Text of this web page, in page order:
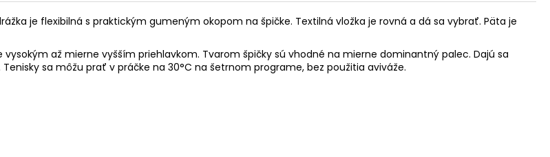
je flexibilná s praktickým gumeným okopom na špičke. Textilná vložka je rovná a dá sa vybrať. Päta je
až mierne vyšším priehlavkom. Tvarom špičky sú vhodné na mierne dominantný palec. Dajú sa
sa môžu prať v práčke na 30°C na šetrnom programe, bez použitia aviváže.